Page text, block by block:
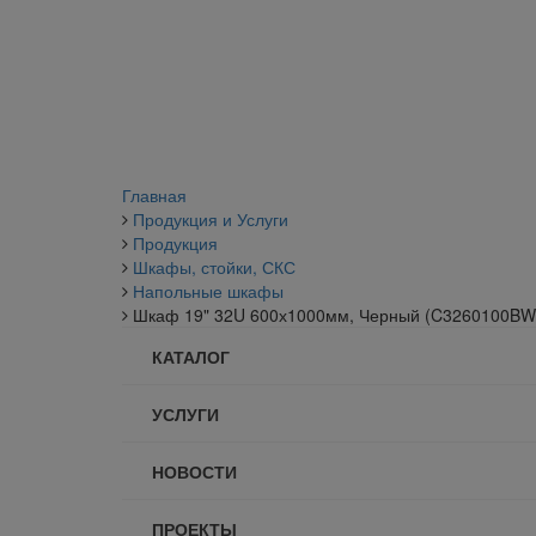
Главная
Продукция и Услуги
Продукция
Шкафы, стойки, СКС
Напольные шкафы
Шкаф 19" 32U 600х1000мм, Черный
КАТАЛОГ
УСЛУГИ
НОВОСТИ
ПРОЕКТЫ